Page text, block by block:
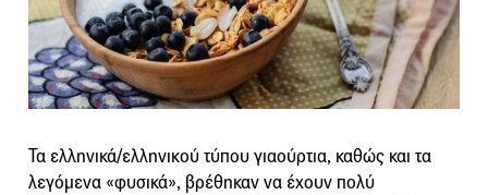
Τα ελληνικά/ελληνικού τύπου γιαούρτια, καθώς και τα
λεγόμενα «φυσικά», βρέθηκαν να έχουν πολύ